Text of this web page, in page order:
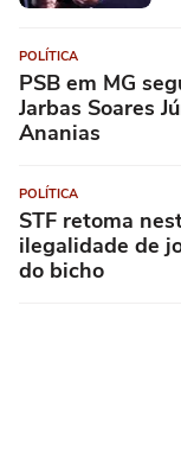
POLÍTICA
PSB em MG
Jarbas Soares
Ananias
POLÍTICA
STF retoma
ilegalidade de
do bicho